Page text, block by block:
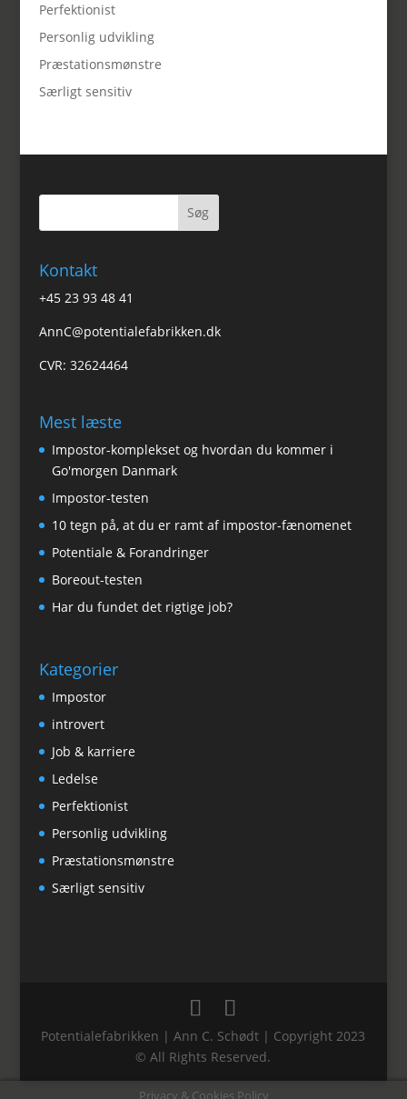
Perfektionist
Personlig udvikling
Præstationsmønstre
Særligt sensitiv
Kontakt
+45 23 93 48 41
AnnC@potentialefabrikken.dk
CVR: 32624464
Mest læste
Impostor-komplekset og hvordan du kommer i
Go'morgen Danmark
Impostor-testen
10 tegn på, at du er ramt af impostor-fænomenet
Potentiale & Forandringer
Boreout-testen
Har du fundet det rigtige job?
Kategorier
Impostor
introvert
Job & karriere
Ledelse
Perfektionist
Personlig udvikling
Præstationsmønstre
Særligt sensitiv
Potentialefabrikken | Ann C. Schødt | Copyright 2023
© All Rights Reserved.
Privacy & Cookies Policy